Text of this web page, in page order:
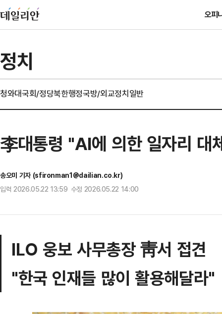
오피
정치
청와대국회/정당북한행정국방/외교정치일반
李대통령 "AI에 의한 일자리
송오미 기자 (sfironman1@dailian.co.kr)
입력 2026.05.22 13:59 수정 2026.05.22 14:00
ILO 웅보 사무총장 靑서 접견
"한국 인재들 많이 활용해달라"